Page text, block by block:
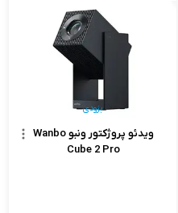
ویدئو پروژکتور ونبو Wanbo
Cube 2 Pro
بزودی